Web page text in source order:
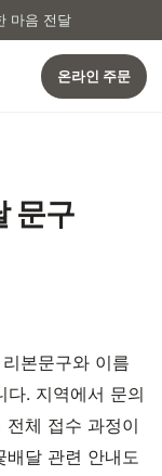
마음 전달
온라인 주문
문구
본문구와 이름
다. 지역에서 문의
체 접수 과정이
배달 관련 안내도